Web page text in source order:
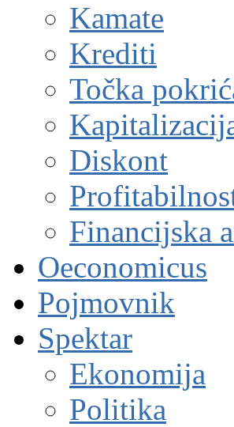
Kamate
Krediti
Točka
Diskont
Financijska
Oeconomicus
Pojmovnik
Spektar
Ekonomija
Politika